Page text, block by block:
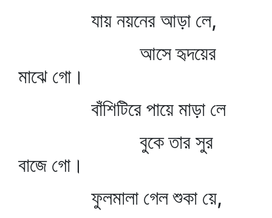
যায় নয়নের আড়া লে,
আসে হৃদয়ের
মাঝে গো।
বাঁশিটিরে পায়ে মাড়া লে
বুকে তার সুর
বাজে গো।
ফুলমালা গেল শুকা য়ে,